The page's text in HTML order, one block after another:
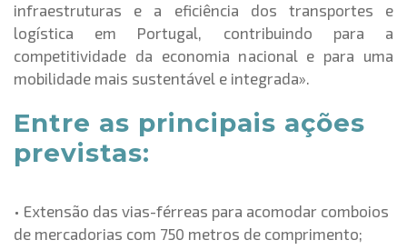
infraestruturas e a eficiência dos transportes e
logística em Portugal, contribuindo para a
competitividade da economia nacional e para uma
mobilidade mais sustentável e integrada».
Entre as principais ações
previstas:
• Extensão das vias-férreas para acomodar comboios
de mercadorias com 750 metros de comprimento;